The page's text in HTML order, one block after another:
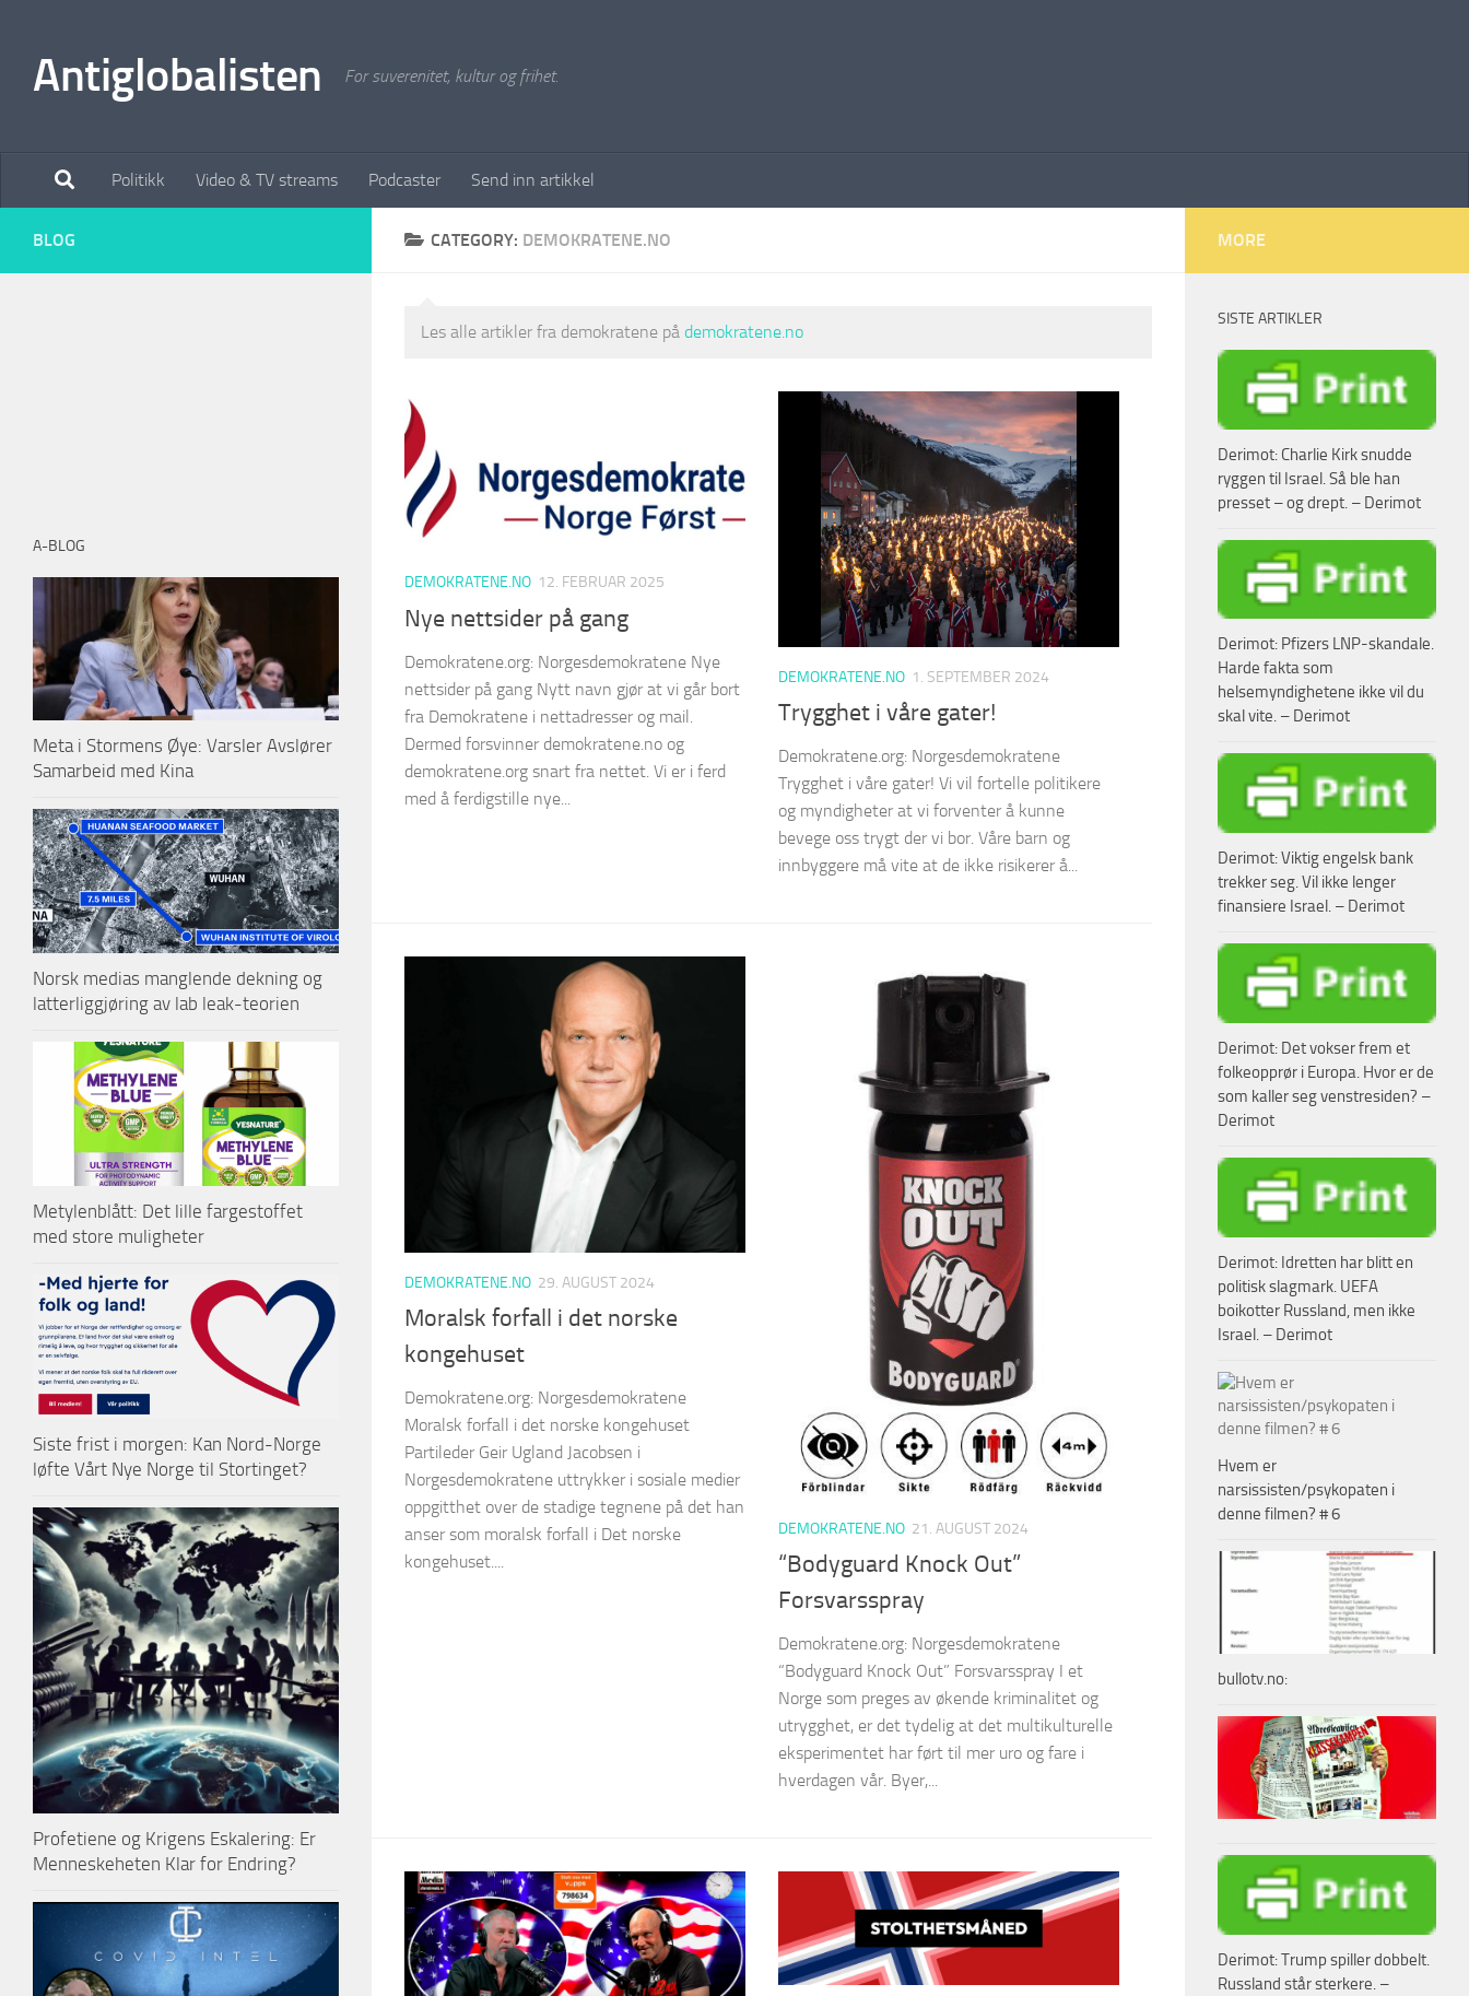
Antiglobalisten For suverenitet, kultur og frihet.
Politikk Video & TV streams Podcaster Send inn artikkel
CATEGORY: DEMOKRATENE.NO
Les alle artikler fra demokratene på demokratene.no
DEMOKRATENE.NO 12. FEBRUAR 2025
Nye nettsider på gang
Demokratene.org: Norgesdemokratene Nye
nettsider på gang Nytt navn gjør at vi går bort
fra Demokratene i nettadresser og mail.
Dermed forsvinner demokratene.no og
demokratene.org snart fra nettet. Vi er i ferd
med å ferdigstille nye...
DEMOKRATENE.NO 1. SEPTEMBER 2024
Trygghet i våre gater!
Demokratene.org: Norgesdemokratene
Trygghet i våre gater! Vi vil fortelle politikere
og myndigheter at vi forventer å kunne
bevege oss trygt der vi bor. Våre barn og
innbyggere må vite at de ikke risikerer å...
DEMOKRATENE.NO 29. AUGUST 2024
Moralsk forfall i det norske
kongehuset
Demokratene.org: Norgesdemokratene
Moralsk forfall i det norske kongehuset
Partileder Geir Ugland Jacobsen i
Norgesdemokratene uttrykker i sosiale medier
oppgitthet over de stadige tegnene på det han
anser som moralsk forfall i Det norske
kongehuset....
DEMOKRATENE.NO 21. AUGUST 2024
“Bodyguard Knock Out”
Forsvarsspray
Demokratene.org: Norgesdemokratene
“Bodyguard Knock Out” Forsvarsspray I et
Norge som preges av økende kriminalitet og
utrygghet, er det tydelig at det multikulturelle
eksperimentet har ført til mer uro og fare i
hverdagen vår. Byer,...
BLOG
A-BLOG
Meta i Stormens Øye: Varsler Avslører
Samarbeid med Kina
Norsk medias manglende dekning og
latterliggjøring av lab leak-teorien
Metylenblått: Det lille fargestoffet
med store muligheter
Siste frist i morgen: Kan Nord-Norge
løfte Vårt Nye Norge til Stortinget?
Profetiene og Krigens Eskalering: Er
Menneskeheten Klar for Endring?
MORE
SISTE ARTIKLER
Derimot: Charlie Kirk snudde
ryggen til Israel. Så ble han
presset – og drept. – Derimot
Derimot: Pfizers LNP-skandale.
Harde fakta som
helsemyndighetene ikke vil du
skal vite. – Derimot
Derimot: Viktig engelsk bank
trekker seg. Vil ikke lenger
finansiere Israel. – Derimot
Derimot: Det vokser frem et
folkeopprør i Europa. Hvor er de
som kaller seg venstresiden? –
Derimot
Derimot: Idretten har blitt en
politisk slagmark. UEFA
boikotter Russland, men ikke
Israel. – Derimot
Hvem er
narsissisten/psykopaten i
denne filmen? # 6
bullotv.no:
Derimot: Trump spiller dobbelt.
Russland står sterkere. –